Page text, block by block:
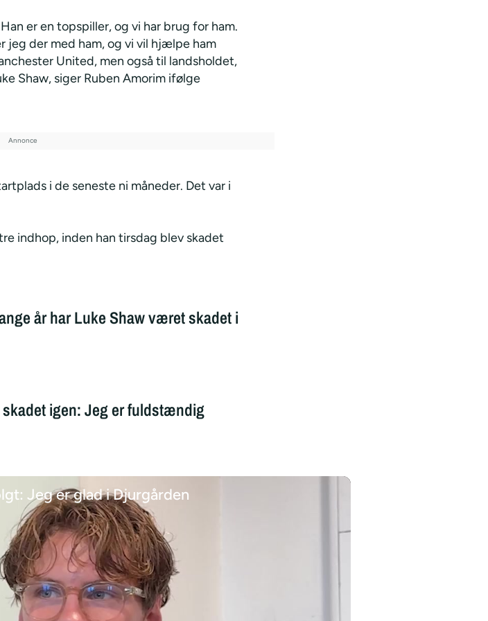
er en topspiller, og vi har brug for ham.
jeg der med ham, og vi vil hjælpe ham
United, men også til landsholdet,
Shaw, siger Ruben Amorim ifølge
i de seneste ni måneder. Det var i
indhop, inden han tirsdag blev skadet
år har Luke Shaw været skadet i
skadet igen: Jeg er fuldstændig
Jeg er glad i Djurgården